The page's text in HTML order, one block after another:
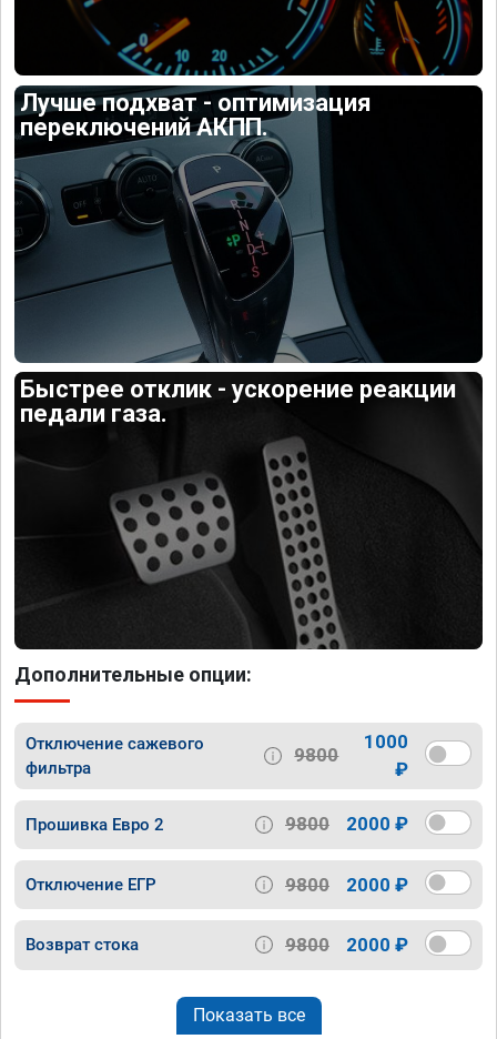
Лучше подхват - оптимизация
переключений АКПП.
Быстрее отклик - ускорение реакции
педали газа.
Дополнительные опции:
Отключение сажевого
фильтра
9800
1000
₽
Прошивка Евро 2 9800 2000 ₽
Отключение ЕГР 9800 2000 ₽
Возврат стока 9800 2000 ₽
Показать все